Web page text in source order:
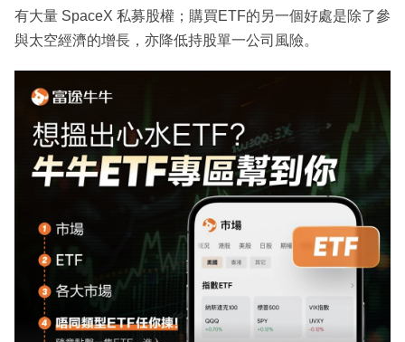
有大量 SpaceX 私募股權；購買ETF的另一個好處是除了參
與太空經濟的增長，亦降低持股單一公司風險。